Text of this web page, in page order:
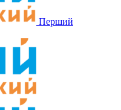
Перший